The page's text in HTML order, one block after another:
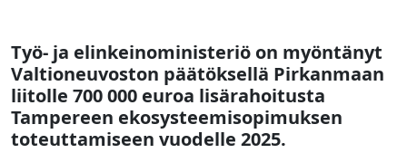
Työ- ja elinkeinoministeriö on myöntänyt
Valtioneuvoston päätöksellä Pirkanmaan
liitolle 700 000 euroa lisärahoitusta
Tampereen ekosysteemisopimuksen
toteuttamiseen vuodelle 2025.